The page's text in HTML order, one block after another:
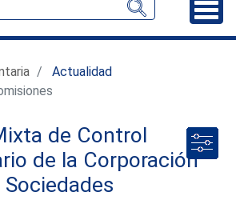
Actualidad
de Control
de la Corporación
Sociedades